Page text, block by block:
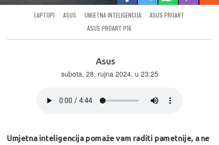
LAPTOPI ASUS UMJETNA INTELIGENCIJA
ASUS PROART
ASUS PROART P16
Asus
subota, 28. rujna 2024. u 23:25
Umjetna inteligencija pomaže vam raditi pametnije, a ne